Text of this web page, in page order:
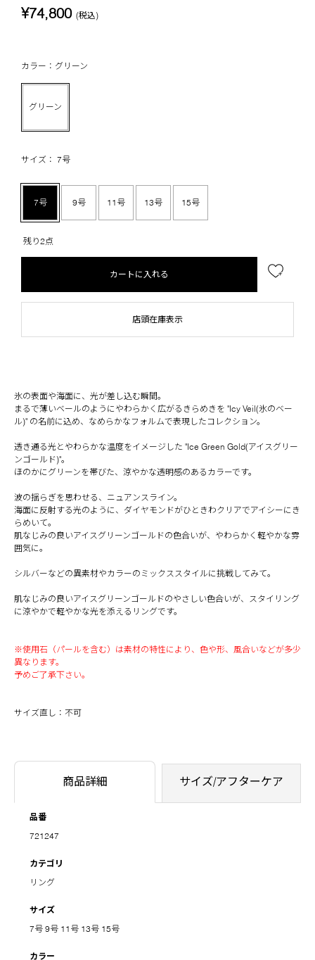
¥74,800 (税込)
カラー：グリーン
グリーン
サイズ： 7号
7号 9号 11号 13号 15号
残り2点
カートに入れる
店頭在庫表示
氷の表面や海面に、光が差し込む瞬間。
まるで薄いベールのようにやわらかく広がるきらめきを "Icy Veil(氷のベー
ル)" の名前に込め、なめらかなフォルムで表現したコレクション。
透き通る光とやわらかな温度をイメージした "Ice Green Gold(アイスグリー
ンゴールド)"。
ほのかにグリーンを帯びた、涼やかな透明感のあるカラーです。
波の揺らぎを思わせる、ニュアンスライン。
海面に反射する光のように、ダイヤモンドがひときわクリアでアイシーにき
らめいて。
肌なじみの良いアイスグリーンゴールドの色合いが、やわらかく軽やかな雰
囲気に。
シルバーなどの異素材やカラーのミックススタイルに挑戦してみて。
肌なじみの良いアイスグリーンゴールドのやさしい色合いが、スタイリング
に涼やかで軽やかな光を添えるリングです。
※使用石（パールを含む）は素材の特性により、色や形、風合いなどが多少
異なります。
予めご了承下さい。
サイズ直し：不可
商品詳細 サイズ/アフターケア
品番
721247
カテゴリ
リング
サイズ
7号 9号 11号 13号 15号
カラー